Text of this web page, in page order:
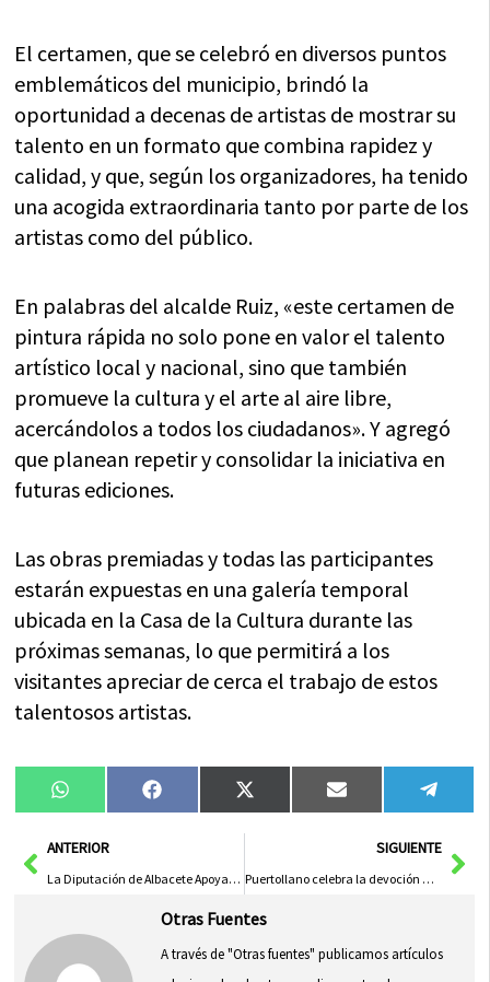
El certamen, que se celebró en diversos puntos
emblemáticos del municipio, brindó la
oportunidad a decenas de artistas de mostrar su
talento en un formato que combina rapidez y
calidad, y que, según los organizadores, ha tenido
una acogida extraordinaria tanto por parte de los
artistas como del público.
En palabras del alcalde Ruiz, «este certamen de
pintura rápida no solo pone en valor el talento
artístico local y nacional, sino que también
promueve la cultura y el arte al aire libre,
acercándolos a todos los ciudadanos». Y agregó
que planean repetir y consolidar la iniciativa en
futuras ediciones.
Las obras premiadas y todas las participantes
estarán expuestas en una galería temporal
ubicada en la Casa de la Cultura durante las
próximas semanas, lo que permitirá a los
visitantes apreciar de cerca el trabajo de estos
talentosos artistas.
Compartir
en
WhatsAppCompartir
en
FacebookCompartir
en
X
(Twitter)
Compartir
en
Email
en
AntANTERIOR
La Diputación de Albacete Apoyará la Reedición de un Libro sobre los Episodios Caudetanos Junto a la Asociación de Comparsas de Caudete Nuestra Señora de Gracia
SIGUIENTE
Puertollano celebra la devoción a la virgen de gracia con un deslumbrante manto de miles de flores
Otras Fuentes
A través de "Otras fuentes" publicamos artículos